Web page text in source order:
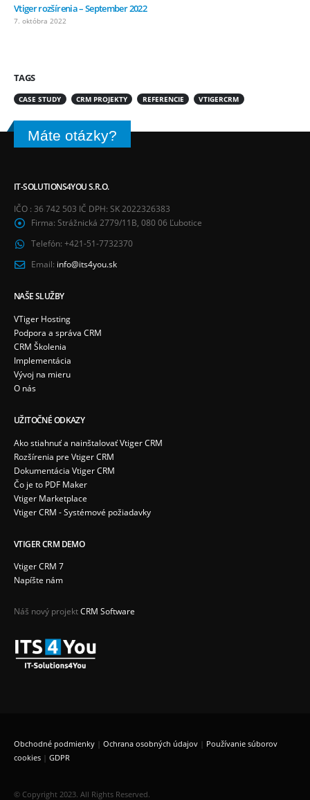
Vtiger rozšírenia – September 2022
7. októbra 2022
TAGS
CASE STUDY CRM PROJEKTY REFERENCIE VTIGERCRM
Máte otázky?
IT-SOLUTIONS4YOU S.R.O.
IČO : 36 742 503 IČ DPH: SK 2022326383
Firma: Strážnická 2779/11B, 080 06 Ľubotice
Telefón: +421-51-7732370
Email: info@its4you.sk
NAŠE SLUŽBY
VTiger Hosting
Podpora a správa CRM
CRM Školenia
Implementácia
Vývoj na mieru
O nás
UŽITOČNÉ ODKAZY
Ako stiahnuť a nainštalovať Vtiger CRM
Rozšírenia pre Vtiger CRM
Dokumentácia Vtiger CRM
Čo je to PDF Maker
Vtiger Marketplace
Vtiger CRM - Systémové požiadavky
VTIGER CRM DEMO
Vtiger CRM 7
Napíšte nám
Náš nový projektCRM Software
Obchodné podmienky | Ochrana osobných údajov | Používanie súborov
cookies | GDPR
© Copyright 2023. All Rights Reserved.